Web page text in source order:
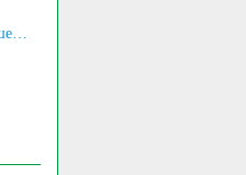
Калькулятор соотношения талии и роста